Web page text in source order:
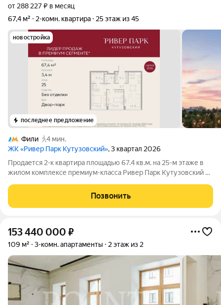
от 288 227 ₽ в месяц
67,4 м²
2-комн. квартира 25 этаж из 45
новостройка
последнее предложение
Фили
4 мин.
ЖК «Ривер Парк Кутузовский», 3 квартал 2026
Продается 2-к квартира площадью 67.4 кв.м. на 25-м этаже в
жилом комплексе премиум-класса Ривер Парк Кутузовский в
Кутузовский строится в одном из самых престижных районов
столицы Дорогомилово, на
Позвонить
153 440 000 ₽
109 м² 3-комн. апартаменты 2 этаж из 2